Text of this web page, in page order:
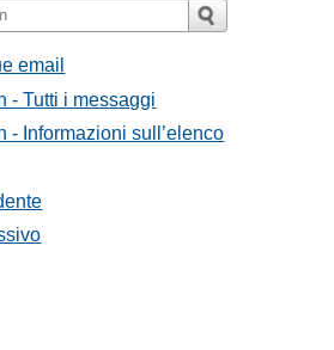
email
- Tutti i messaggi
- Informazioni sull’elenco